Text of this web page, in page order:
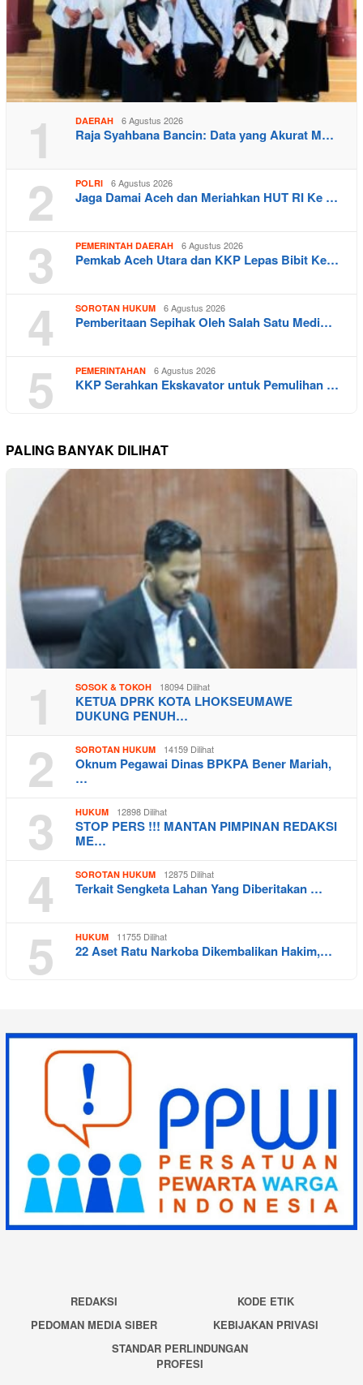
1 DAERAH 6 Agustus 2026
Raja Syahbana Bancin: Data yang Akurat M…
2 POLRI 6 Agustus 2026
Jaga Damai Aceh dan Meriahkan HUT RI Ke …
3 PEMERINTAH DAERAH 6 Agustus 2026
Pemkab Aceh Utara dan KKP Lepas Bibit Ke…
4 SOROTAN HUKUM 6 Agustus 2026
Pemberitaan Sepihak Oleh Salah Satu Medi…
5 PEMERINTAHAN 6 Agustus 2026
KKP Serahkan Ekskavator untuk Pemulihan …
PALING BANYAK DILIHAT
1 SOSOK & TOKOH 18094 Dilihat
KETUA DPRK KOTA LHOKSEUMAWE
DUKUNG PENUH…
2 SOROTAN HUKUM 14159 Dilihat
Oknum Pegawai Dinas BPKPA Bener Mariah,
…
3 HUKUM 12898 Dilihat
STOP PERS !!! MANTAN PIMPINAN REDAKSI
ME…
4 SOROTAN HUKUM 12875 Dilihat
Terkait Sengketa Lahan Yang Diberitakan …
5 HUKUM 11755 Dilihat
22 Aset Ratu Narkoba Dikembalikan Hakim,…
REDAKSI
KODE ETIK
PEDOMAN MEDIA SIBER
KEBIJAKAN PRIVASI
STANDAR PERLINDUNGAN
PROFESI